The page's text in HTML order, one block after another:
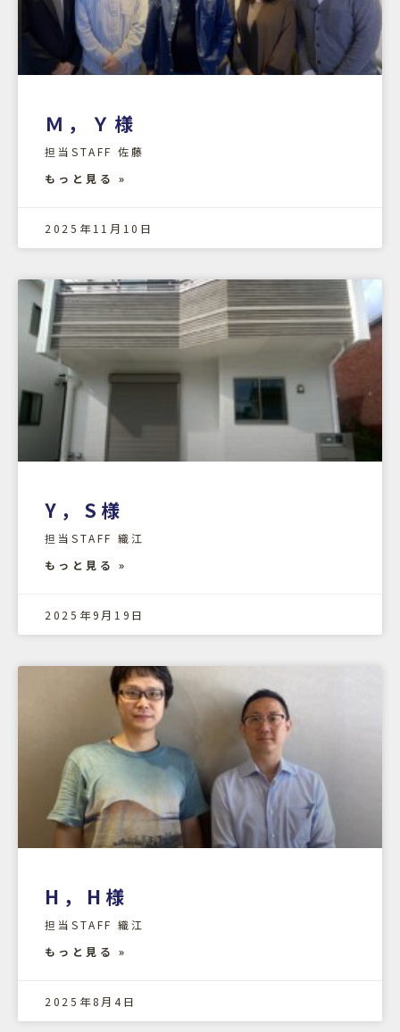
Ｍ，Ｙ様
担当STAFF 佐藤
もっと見る »
2025年11月10日
Y，S様
担当STAFF 織江
もっと見る »
2025年9月19日
H，H様
担当STAFF 織江
もっと見る »
2025年8月4日